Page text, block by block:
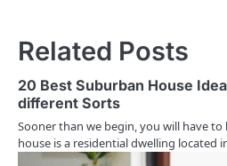
a
v
i
g
Related Posts
20 Best Suburban House
different Sorts
Sooner than we begin, you will have
house is a residential dwelling located